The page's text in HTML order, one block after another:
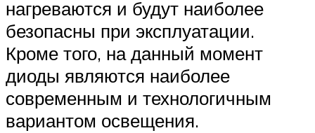
нагреваются и будут наиболее
безопасны при эксплуатации.
Кроме того, на данный момент
диоды являются наиболее
современным и технологичным
вариантом освещения.